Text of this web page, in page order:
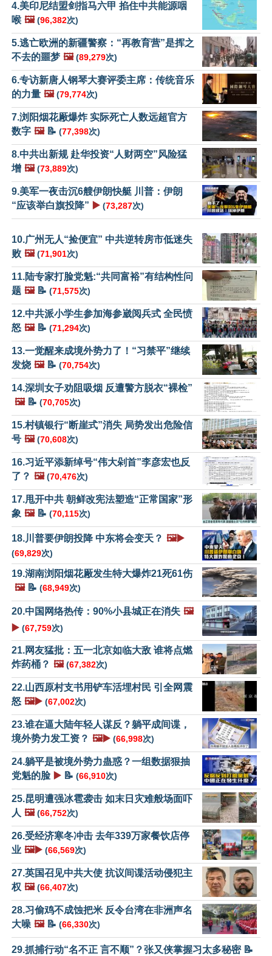
4.美印尼结盟剑指马六甲 掐住中共能源咽
喉 🖼️ (96,382次)
5.逃亡欧洲的新疆警察：“再教育营”是挥之
不去的噩梦 🖼️ (89,279次)
6.专访新唐人钢琴大赛评委主席：传统音乐
的力量 🖼️ (79,774次)
7.浏阳烟花厰爆炸 实际死亡人数远超官方
数字 🖼️📝 (77,398次)
8.中共出新规 赴华投资“人财两空”风险猛
增 🖼️ (73,889次)
9.美军一夜击沉6艘伊朗快艇 川普：伊朗
“应该举白旗投降” ▶️ (73,287次)
10.广州无人“捡便宜” 中共逆转房市低迷失
败 🖼️ (71,901次)
11.陆专家打脸党魁:“共同富裕”有结构性问
题 🖼️📝 (71,575次)
12.中共派小学生参加海参崴阅兵式 全民愤
怒 🖼️📝 (71,294次)
13.一觉醒来成境外势力了！“习禁平”继续
发烧 🖼️📝 (70,754次)
14.深圳女子劝阻吸烟 反遭警方脱衣“裸检”
🖼️📝 (70,705次)
15.村镇银行“断崖式”消失 局势发出危险信
号 🖼️ (70,608次)
16.习近平添新绰号“伟大剁首”李彦宏也反
了？ 🖼️ (70,476次)
17.甩开中共 朝鲜改宪法塑造“正常国家”形
象 🖼️📝 (70,115次)
18.川普要伊朗投降 中东将会变天？ 🖼️▶️
(69,829次)
19.湖南浏阳烟花厰发生特大爆炸21死61伤
🖼️📝 (68,949次)
20.中国网络热传：90%小县城正在消失 🖼️
▶️ (67,759次)
21.网友猛批：五一北京如临大敌 谁将点燃
炸药桶？ 🖼️ (67,382次)
22.山西原村支书用铲车活埋村民 引全网震
怒 🖼️▶️ (67,002次)
23.谁在逼大陆年轻人谋反？躺平成间谍，
境外势力发工资？ 🖼️▶️ (66,998次)
24.躺平是被境外势力蛊惑？一组数据狠抽
党魁的脸 ▶️ 📝 (66,910次)
25.昆明遭强冰雹袭击 如末日灾难般场面吓
人 🖼️ (66,752次)
26.受经济寒冬冲击 去年339万家餐饮店停
业 🖼️▶️ (66,569次)
27.英国召见中共大使 抗议间谍活动侵犯主
权 🖼️ (66,407次)
28.习偷鸡不成蚀把米 反令台湾在非洲声名
大噪 🖼️📝 (66,330次)
29.抓捕行动“名不正 言不顺”？张又侠掌握习太多秘密 📝